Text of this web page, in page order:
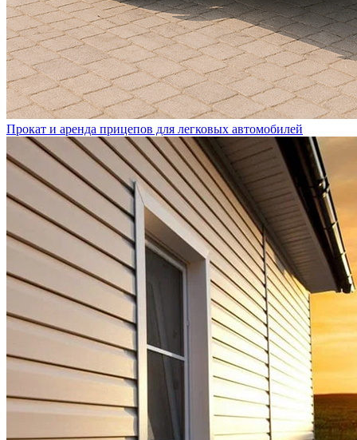
Прокат и аренда прицепов для легковых автомобилей